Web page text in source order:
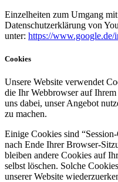
Einzelheiten zum Umgang
Datenschutzerklärung von
unter: https://www.google.de/
Cookies
Unsere Website verwendet
die Ihr Webbrowser auf
uns dabei, unser Angebot
zu machen.
Einige Cookies sind
nach Ende Ihrer Browser-
bleiben andere Cookies auf
selbst löschen. Solche
unserer Website